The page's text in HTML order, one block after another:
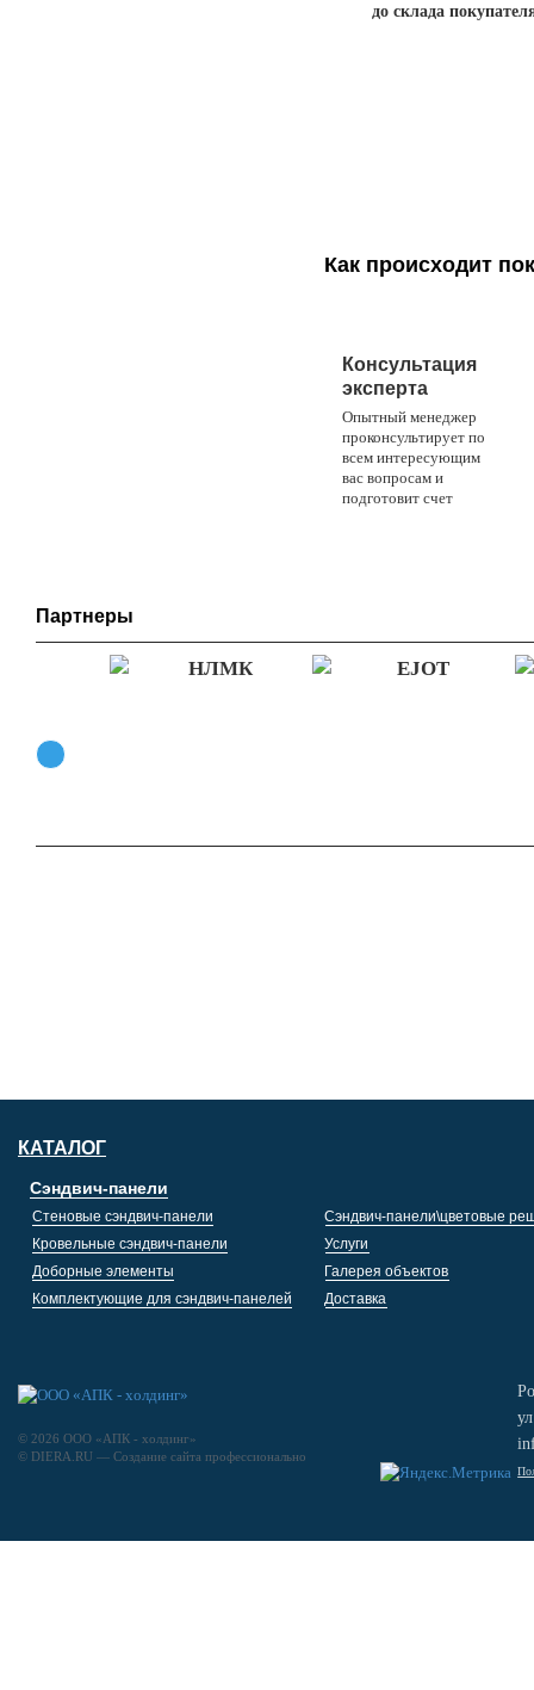
до склада
Как происходит
Консультация
эксперта
Опытный менеджер
проконсультирует по
всем интересующим
вас вопросам и
подготовит счет
Партнеры
КАТАЛОГ
Сэндвич-панели
Стеновые сэндвич-панели
Кровельные сэндвич-панели
Доборные элементы
Комплектующие для сэндвич-панелей
Сэндвич-панели\цветовые
Услуги
Галерея объектов
Доставка
© 2026 ООО «АПК - холдинг»
© DIERA.RU — Создание сайта профессионально